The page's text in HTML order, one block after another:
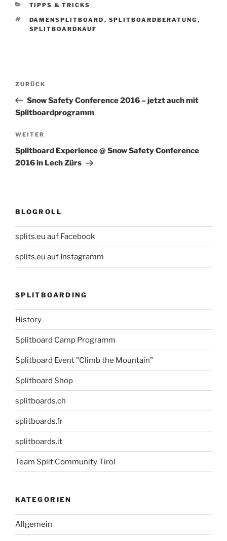
KATEGORIEN
TIPPS & TRICKS
SCHLAGWÖRTER
DAMENSPLITBOARD , SPLITBOARDBERATUNG ,
SPLITBOARDKAUF
Beitragsnavigation
Vorheriger
Beitrag
ZURÜCK
Snow Safety Conference 2016 – jetzt auch mit
Splitboardprogramm
Nächster
Beitrag
WEITER
Splitboard Experience @ Snow Safety Conference
2016 in Lech Zürs
BLOGROLL
splits.eu auf Facebook
splits.eu auf Instagramm
SPLITBOARDING
History
Splitboard Camp Programm
Splitboard Event "Climb the Mountain"
Splitboard Shop
splitboards.ch
splitboards.fr
splitboards.it
Team Split Community Tirol
KATEGORIEN
Allgemein